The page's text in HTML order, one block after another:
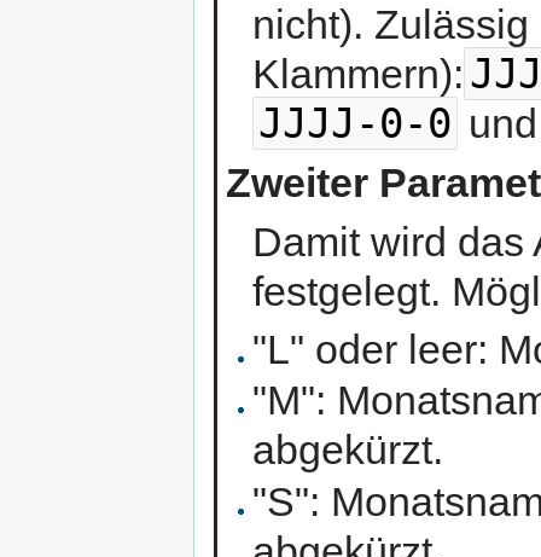
nicht).
Klammern):
JJJJ-0-0
Zweiter
Damit wird das
festgelegt.
"L" oder leer:
"M":
abgekürzt.
"S":